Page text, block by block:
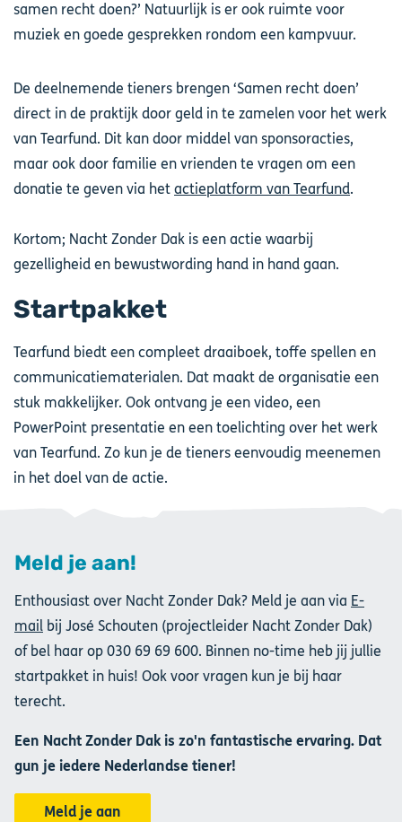
samen recht doen?’ Natuurlijk is er ook ruimte voor
muziek en goede gesprekken rondom een kampvuur.
De deelnemende tieners brengen ‘Samen recht doen’
direct in de praktijk door geld in te zamelen voor het werk
van Tearfund. Dit kan door middel van sponsoracties,
maar ook door familie en vrienden te vragen om een
donatie te geven via het actieplatform van Tearfund.
Kortom; Nacht Zonder Dak is een actie waarbij
gezelligheid en bewustwording hand in hand gaan.
Startpakket
Tearfund biedt een compleet draaiboek, toffe spellen en
communicatiematerialen. Dat maakt de organisatie een
stuk makkelijker. Ook ontvang je een video, een
PowerPoint presentatie en een toelichting over het werk
van Tearfund. Zo kun je de tieners eenvoudig meenemen
in het doel van de actie.
Meld je aan!
Enthousiast over Nacht Zonder Dak? Meld je aan via E-
mail bij José Schouten (projectleider Nacht Zonder Dak)
of bel haar op 030 69 69 600. Binnen no-time heb jij jullie
startpakket in huis! Ook voor vragen kun je bij haar
terecht.
Een Nacht Zonder Dak is zo'n fantastische ervaring. Dat
gun je iedere Nederlandse tiener!
Meld je aan